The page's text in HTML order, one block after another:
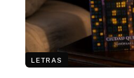
LETRAS